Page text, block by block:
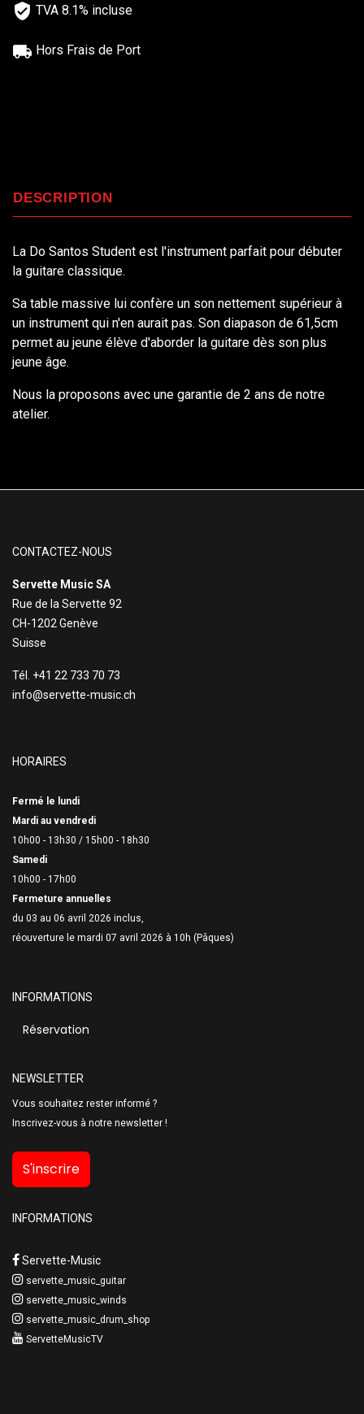
TVA 8.1% incluse
Hors Frais de Port
DESCRIPTION
La Do Santos Student est l'instrument parfait pour débuter
la guitare classique.
Sa table massive lui confère un son nettement supérieur à
un instrument qui n'en aurait pas. Son diapason de 61,5cm
permet au jeune élève d'aborder la guitare dès son plus
jeune âge.
Nous la proposons avec une garantie de 2 ans de notre
atelier.
CONTACTEZ-NOUS
Servette Music SA
Rue de la Servette 92
CH-1202 Genève
Suisse
Tél. +41 22 733 70 73
info@servette-music.ch
HORAIRES
Fermé le lundi
Mardi au vendredi
10h00 - 13h30 / 15h00 - 18h30
Samedi
10h00 - 17h00
Fermeture annuelles
du 03 au 06 avril 2026 inclus,
réouverture le mardi 07 avril 2026 à 10h (Pâques)
INFORMATIONS
Réservation
NEWSLETTER
Vous souhaitez rester informé ?
Inscrivez-vous à notre newsletter !
S'inscrire
INFORMATIONS
Servette-Music
servette_music_guitar
servette_music_winds
servette_music_drum_shop
ServetteMusicTV